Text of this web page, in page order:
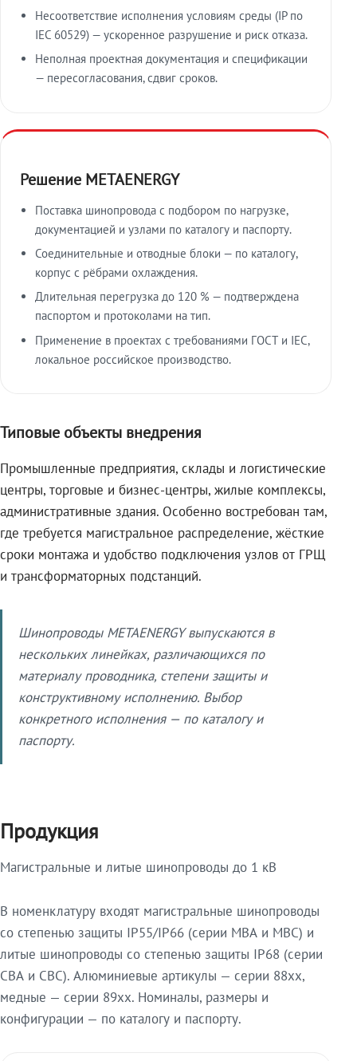
Несоответствие исполнения условиям среды (IP по
IEC 60529) — ускоренное разрушение и риск отказа.
Неполная проектная документация и спецификации
— пересогласования, сдвиг сроков.
Решение METAENERGY
Поставка шинопровода с подбором по нагрузке,
документацией и узлами по каталогу и паспорту.
Соединительные и отводные блоки — по каталогу,
корпус с рёбрами охлаждения.
Длительная перегрузка до 120 % — подтверждена
паспортом и протоколами на тип.
Применение в проектах с требованиями ГОСТ и IEC,
локальное российское производство.
Типовые объекты внедрения
Промышленные предприятия, склады и логистические
центры, торговые и бизнес-центры, жилые комплексы,
административные здания. Особенно востребован там,
где требуется магистральное распределение, жёсткие
сроки монтажа и удобство подключения узлов от ГРЩ
и трансформаторных подстанций.
Шинопроводы METAENERGY выпускаются в
нескольких линейках, различающихся по
материалу проводника, степени защиты и
конструктивному исполнению. Выбор
конкретного исполнения — по каталогу и
паспорту.
Продукция
Магистральные и литые шинопроводы до 1 кВ
В номенклатуру входят магистральные шинопроводы
со степенью защиты IP55/IP66 (серии МВА и МВС) и
литые шинопроводы со степенью защиты IP68 (серии
СВА и СВС). Алюминиевые артикулы — серии 88xx,
медные — серии 89xx. Номиналы, размеры и
конфигурации — по каталогу и паспорту.